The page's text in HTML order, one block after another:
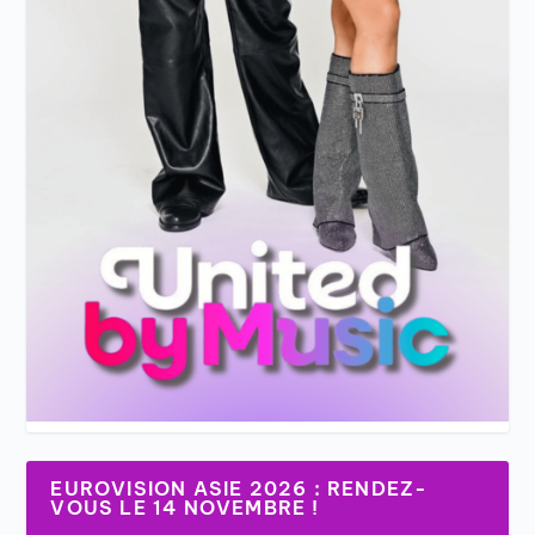
EUROVISION ASIE 2026 : RENDEZ-
VOUS LE 14 NOVEMBRE !